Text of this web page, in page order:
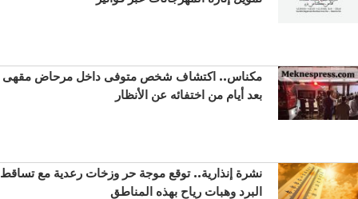
مكناس.. اكتشاف شخص متوفى داخل مرحاض مقهى
بعد أيام من اختفائه عن الأنظار
نشرة إنذارية.. توقع موجة حر وزخات رعدية مع تساقط
البرد وهبات رياح بهذه المناطق